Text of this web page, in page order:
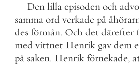
Den lilla episoden och
samma ord verkade på
des förmån. Och det därefter
med vittnet Henrik gav dem
på saken. Henrik förnekade,